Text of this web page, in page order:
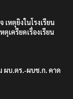
เหตุยิงในโรงเรียน
เครียดเรื่องเรียน
ผบ.ตร.-ผบช.ก. คาด